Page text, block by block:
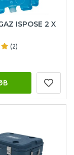
ISPOSE 2 X
(2)